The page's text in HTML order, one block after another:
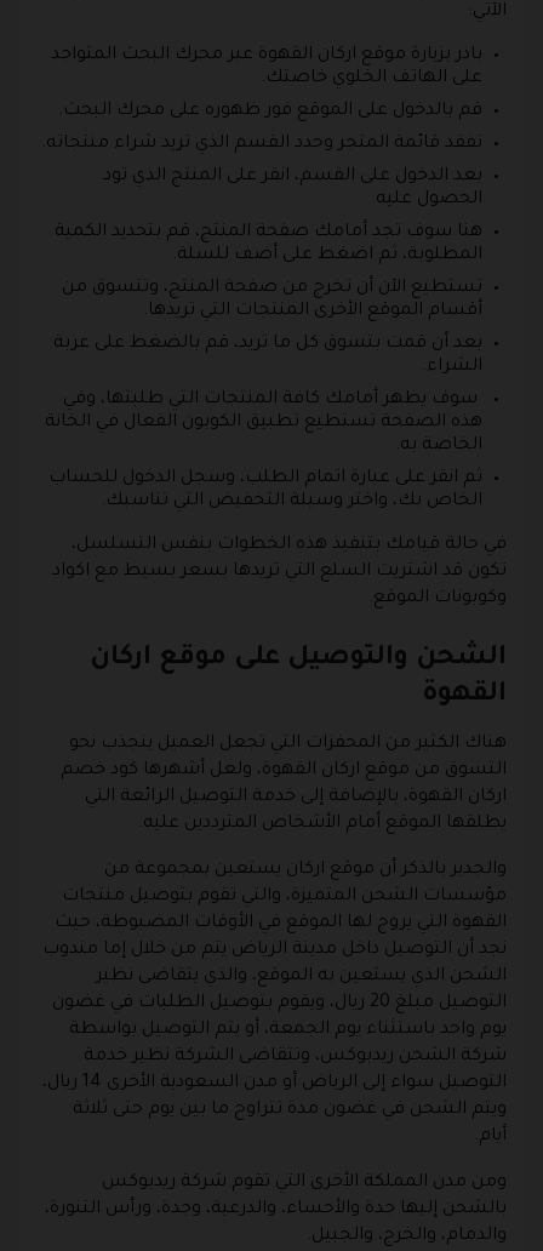
الآتي:
بادر بزيارة موقع اركان القهوة عبر محرك البحث المتواجد
على الهاتف الخلوي خاصتك.
قم بالدخول على الموقع فور ظهوره على محرك البحث.
تفقد قائمة المتجر وحدد القسم الذي تريد شراء منتجاته.
بعد الدخول على القسم، انقر على المنتج الذي تود
الحصول عليه.
هنا سوف تجد أمامك صفحة المنتج، قم بتحديد الكمية
المطلوبة، ثم اضغط على أضف للسلة.
تستطيع الآن أن تخرج من صفحة المنتج، وتتسوق من
أقسام الموقع الأخرى المنتجات التي تريدها.
بعد أن قمت بتسوق كل ما تريد، قم بالضغط على عربة
الشراء.
سوف يظهر أمامك كافة المنتجات التي طلبتها، وفي
هذه الصفحة تستطيع تطبيق الكوبون الفعال في الخانة
الخاصة به.
ثم انقر على عبارة اتمام الطلب، وسجل الدخول للحساب
الخاص بك، واختر وسيلة التخفيض التي تناسبك.
في حالة قيامك بتنفيذ هذه الخطوات بنفس التسلسل،
تكون قد اشتريت السلع التي تريدها بسعر بسيط مع اكواد
وكوبونات الموقع.
الشحن والتوصيل على موقع اركان
القهوة
هناك الكثير من المحفزات التي تجعل العميل ينجذب نحو
التسوق من موقع اركان القهوة، ولعل أشهرها كود خصم
اركان القهوة، بالإضافة إلى خدمة التوصيل الرائعة التي
يطلقها الموقع أمام الأشخاص المترددين عليه.
والجدير بالذكر أن موقع اركان يستعين بمجموعة من
مؤسسات الشحن المتميزة، والتي تقوم بتوصيل منتجات
القهوة التي يروج لها الموقع في الأوقات المضبوطة، حيث
نجد أن التوصيل داخل مدينة الرياض يتم من خلال إما مندوب
الشحن الذي يستعين به الموقع، والذي يتقاضى نظير
التوصيل مبلغ 20 ريال، ويقوم بتوصيل الطلبات في غضون
يوم واحد باستثناء يوم الجمعة، أو يتم التوصيل بواسطة
شركة الشحن ريدبوكس، وتتقاضى الشركة نظير خدمة
التوصيل سواء إلى الرياض أو مدن السعودية الأخرى 14 ريال،
ويتم الشحن في غضون مدة تتراوح ما بين يوم حتى ثلاثة
أيام.
ومن مدن المملكة الأخرى التي تقوم شركة ريدبوكس
بالشحن إليها جدة والأحساء، والدرعية، وجدة، ورأس التنورة،
والدمام، والخرج، والجبيل.